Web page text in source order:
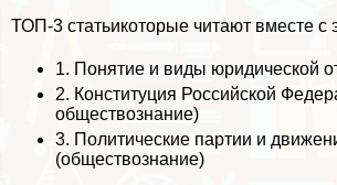
ТОП-3 статьикоторые читают вместе с
1. Понятие и виды юридической
2. Конституция Российской
обществознание)
3. Политические партии и
(обществознание)